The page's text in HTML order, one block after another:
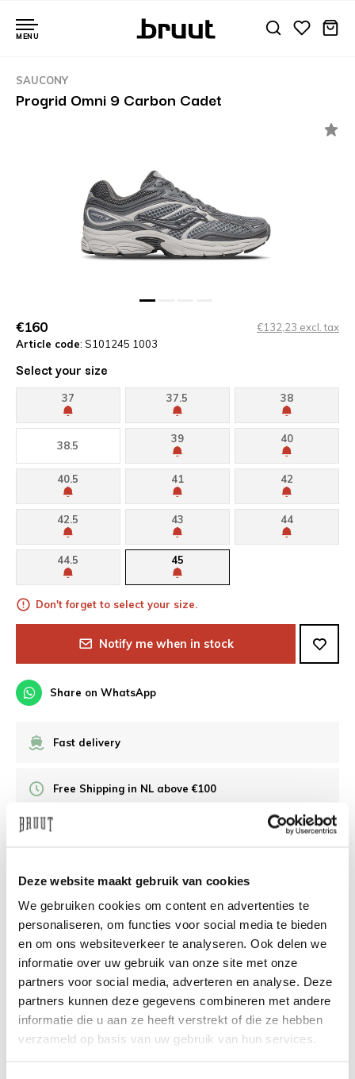
Deze website maakt gebruik van cookies
We gebruiken cookies om content en advertenties te
personaliseren, om functies voor social media te bieden
en om ons websiteverkeer te analyseren. Ook delen we
informatie over uw gebruik van onze site met onze
partners voor social media, adverteren en analyse. Deze
partners kunnen deze gegevens combineren met andere
informatie die u aan ze heeft verstrekt of die ze hebben
verzameld op basis van uw gebruik van hun services.
MENU
SAUCONY
Progrid Omni 9 Carbon Cadet
€160
€132,23 excl. tax
Article code: S101245 1003
Select your size
37 37.5 38
38.5
39 40
40.5 41 42
42.5 43 44
44.5 45
Don't forget to select your size.
Notify me when in stock
Share on WhatsApp
Fast delivery
Free Shipping in NL above €100
/10 on Feedback Company
Need help?We're glad to help
About this product
Shipment and returns